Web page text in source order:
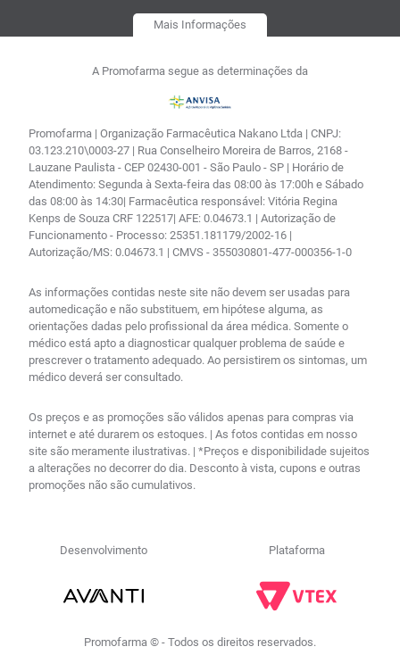
Mais Informações
A Promofarma segue as determinações da
Promofarma | Organização Farmacêutica Nakano Ltda | CNPJ:
03.123.210\0003-27 | Rua Conselheiro Moreira de Barros, 2168 -
Lauzane Paulista - CEP 02430-001 - São Paulo - SP | Horário de
Atendimento: Segunda à Sexta-feira das 08:00 às 17:00h e Sábado
das 08:00 às 14:30| Farmacêutica responsável: Vitória Regina
Kenps de Souza CRF 122517| AFE: 0.04673.1 | Autorização de
Funcionamento - Processo: 25351.181179/2002-16 |
Autorização/MS: 0.04673.1 | CMVS - 355030801-477-000356-1-0
As informações contidas neste site não devem ser usadas para
automedicação e não substituem, em hipótese alguma, as
orientações dadas pelo profissional da área médica. Somente o
médico está apto a diagnosticar qualquer problema de saúde e
prescrever o tratamento adequado. Ao persistirem os sintomas, um
médico deverá ser consultado.
Os preços e as promoções são válidos apenas para compras via
internet e até durarem os estoques. | As fotos contidas em nosso
site são meramente ilustrativas. | *Preços e disponibilidade sujeitos
a alterações no decorrer do dia. Desconto à vista, cupons e outras
promoções não são cumulativos.
Desenvolvimento Plataforma
Promofarma © - Todos os direitos reservados.